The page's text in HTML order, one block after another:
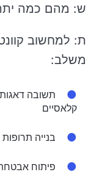
ש: מהם כמה
ת: למחשוב
משלב:
תשובה
קלאסיים
בנייה
פיתוח